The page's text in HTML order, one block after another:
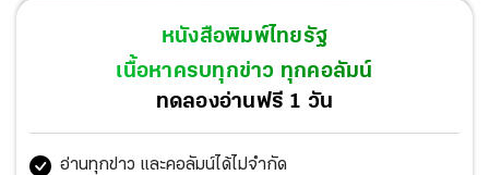
กรุงเทพฯ ชั้นในได้สะดวก รวดเร็ว ปลอดภัย ลดการใช้
รถยนต์ส่วนบุคคล
หนังสือพิมพ์ไทยรัฐ
เนื้อหาครบทุกข่าว ทุกคอลัมน์
ทดลองอ่านฟรี 1 วัน
อ่านทุกข่าว และคอลัมน์ได้ไม่จำกัด